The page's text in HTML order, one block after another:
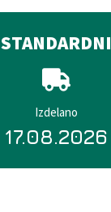
STANDARDNI
Izdelano
17.08.2026